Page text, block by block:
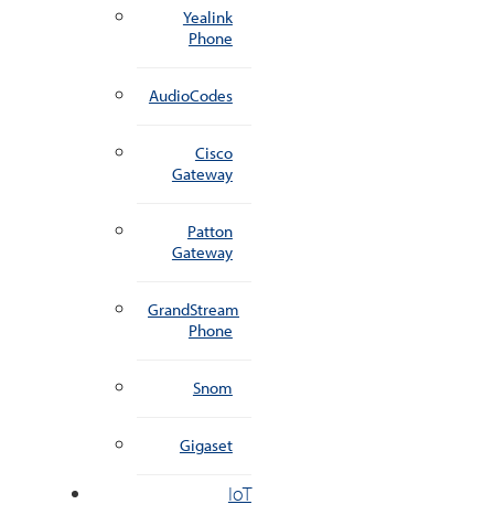
Yealink
Phone
AudioCodes
Cisco
Gateway
Patton
Gateway
GrandStream
Phone
Snom
Gigaset
IoT